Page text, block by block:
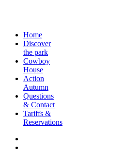
Home
Discover
the park
Cowboy
House
Action
Autumn
Questions
& Contact
Tariffs &
Reservations